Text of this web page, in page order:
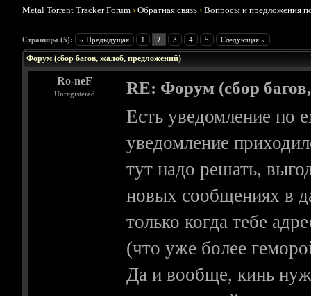
Metal Torrent Tracker Forum ›Обратная связь ›Вопросы и предложения
Страницы (5): « Предыдущая 1 2 3 4 5 Следующая »
Форум (сбор багов, жалоб, предложений)
Ro-neF
Unregistered RE: Форум (сбор
Есть уведомление по
уведомление
тут надо решать,
новых сообщениях в
только когда тебе
(что уже более
Да и вообще, кинь